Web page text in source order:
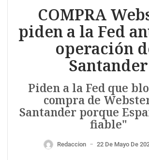
COMPRA
piden a la Fed
operación
Santander
Piden a la Fed que
compra de
Santander porque
fiable"
Redaccion — 22 De Mayo De